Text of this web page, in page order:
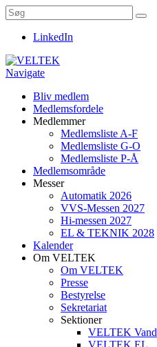
LinkedIn
Navigate
Bliv medlem
Medlemsfordele
Medlemmer
Medlemsliste A-F
Medlemsliste G-O
Medlemsliste P-Å
Medlemsområde
Messer
Automatik 2026
VVS-Messen 2027
Hi-messen 2027
EL & TEKNIK 2028
Kalender
Om VELTEK
Om VELTEK
Presse
Bestyrelse
Sekretariat
Sektioner
VELTEK Vand
VELTEK EL